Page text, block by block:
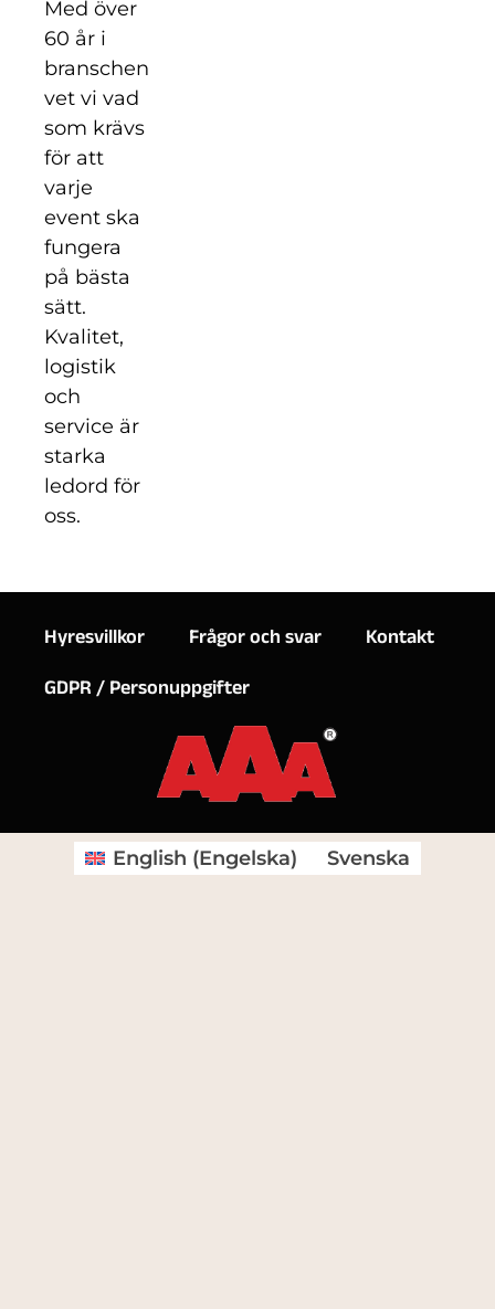
Med över
60 år i
branschen
vet vi vad
som krävs
för att
varje
event ska
fungera
på bästa
sätt.
Kvalitet,
logistik
och
service är
starka
ledord för
oss.
Hyresvillkor Frågor och svar
Kontakt
GDPR / Personuppgifter
English (Engelska) Svenska